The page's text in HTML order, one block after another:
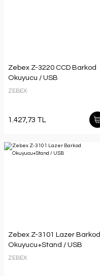
Zebex Z-3220 CCD Barkod
Okuyucu / USB
ZEBEX
1.427,73 TL
Zebex Z-3101 Lazer Barkod
Okuyucu+Stand / USB
ZEBEX